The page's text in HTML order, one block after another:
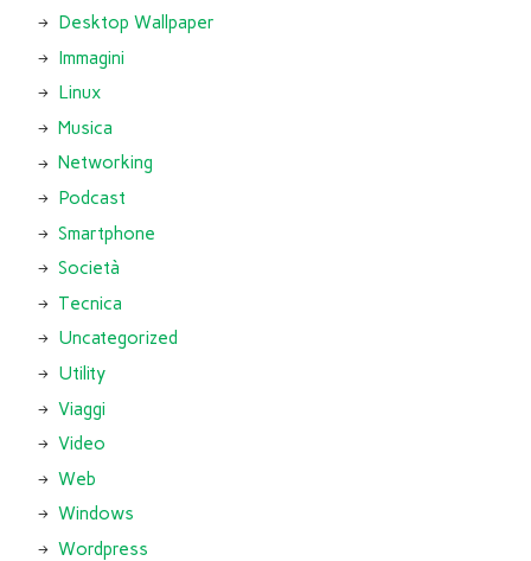
Desktop Wallpaper
Immagini
Linux
Musica
Networking
Podcast
Smartphone
Società
Tecnica
Uncategorized
Utility
Viaggi
Video
Web
Windows
Wordpress